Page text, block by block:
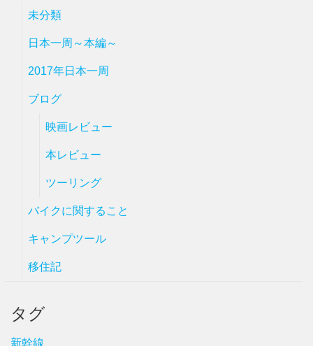
未分類
日本一周～本編～
2017年日本一周
ブログ
映画レビュー
本レビュー
ツーリング
バイクに関すること
キャンプツール
移住記
タグ
新幹線